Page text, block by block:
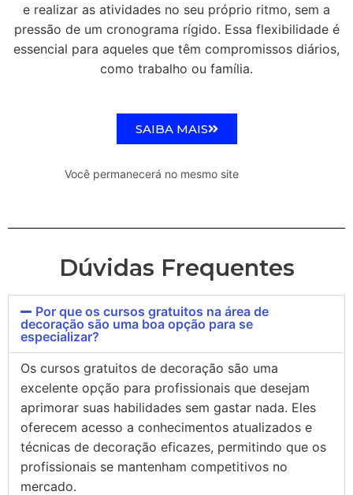
e realizar as atividades no seu próprio ritmo, sem a
pressão de um cronograma rígido. Essa flexibilidade é
essencial para aqueles que têm compromissos diários,
como trabalho ou família.
SAIBA MAIS
Você permanecerá no mesmo site
Dúvidas Frequentes
Por que os cursos gratuitos na área de
decoração são uma boa opção para se
especializar?
Os cursos gratuitos de decoração são uma
excelente opção para profissionais que desejam
aprimorar suas habilidades sem gastar nada. Eles
oferecem acesso a conhecimentos atualizados e
técnicas de decoração eficazes, permitindo que os
profissionais se mantenham competitivos no
mercado.